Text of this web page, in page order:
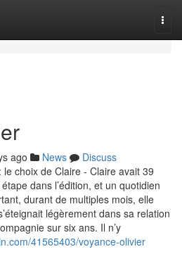
ago News
Discuss
choix de Claire - Claire avait 39
dans l’édition, et un quotidien
durant de multiples mois, elle
légèrement dans sa relation
sur six ans. Il n’y
41565403/voyance-olivier